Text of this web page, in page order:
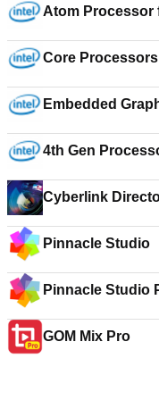
Atom Processor
Core
Embedded
4th Gen
Cyberlink
Pinnacle Studio
Pinnacle Studio
GOM Mix Pro